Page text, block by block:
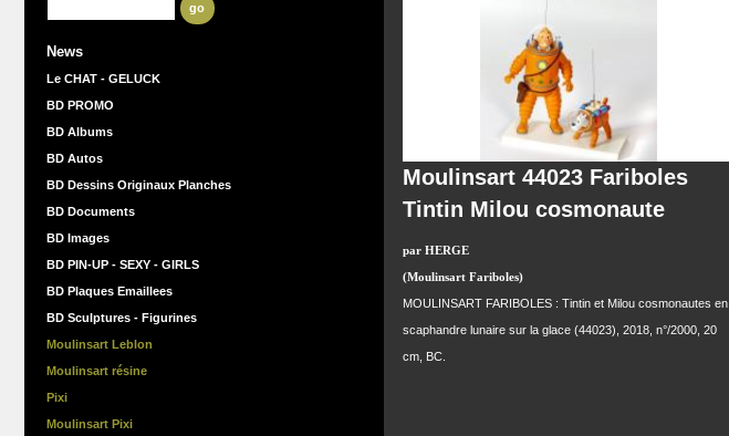
go
News
Le CHAT - GELUCK
BD PROMO
BD Albums
BD Autos
BD Dessins Originaux Planches
BD Documents
BD Images
BD PIN-UP - SEXY - GIRLS
BD Plaques Emaillees
BD Sculptures - Figurines
Moulinsart Leblon
Moulinsart résine
Pixi
Moulinsart Pixi
Moulinsart 44023 Fariboles
Tintin Milou cosmonaute
par HERGE
(Moulinsart Fariboles)
MOULINSART FARIBOLES : Tintin et Milou cosmonautes en
scaphandre lunaire sur la glace (44023), 2018, n°/2000, 20
cm, BC.